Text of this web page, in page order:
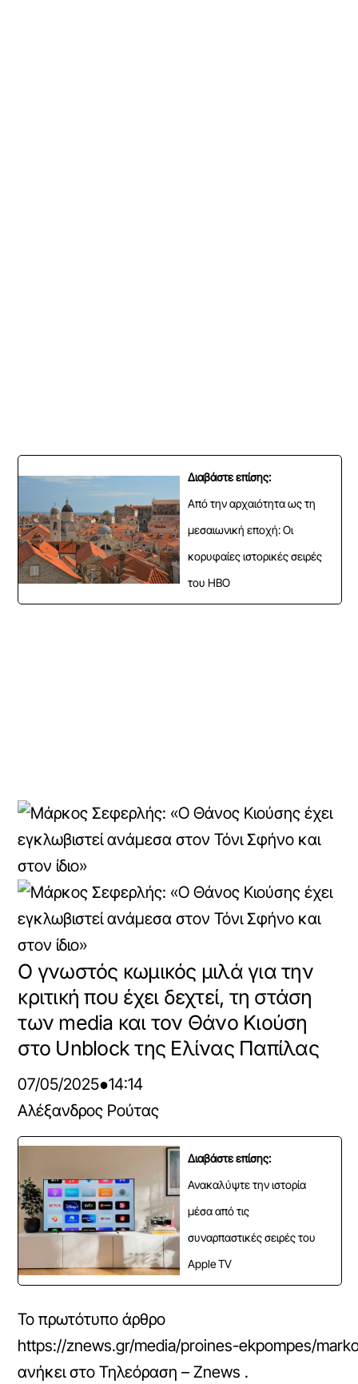
Διαβάστε επίσης:
Από την αρχαιότητα ως τη
μεσαιωνική εποχή: Οι
κορυφαίες ιστορικές σειρές
του HBO
Ο γνωστός κωμικός μιλά για την
κριτική που έχει δεχτεί, τη στάση
των media και τον Θάνο Κιούση
στο Unblock της Ελίνας Παπίλας
07/05/2025●14:14
Αλέξανδρος Ρούτας
Διαβάστε επίσης:
Ανακαλύψτε την ιστορία
μέσα από τις
συναρπαστικές σειρές του
Apple TV
Το πρωτότυπο άρθρο
https://znews.gr/media/proines-ekpompes/
ανήκει στοΤηλεόραση – Znews .